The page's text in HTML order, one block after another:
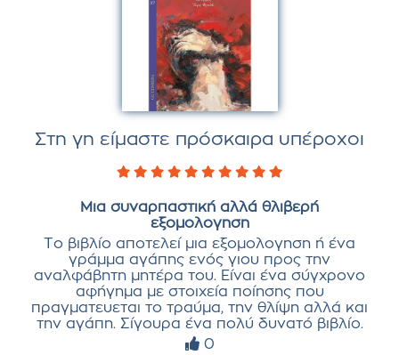
Στη γη είμαστε πρόσκαιρα υπέροχοι
Μια συναρπαστική αλλά θλιβερή
εξομολογηση
Το βιβλίο αποτελεί μια εξομολογηση ή ένα
γράμμα αγάπης ενός γιου προς την
αναλφάβητη μητέρα του. Είναι ένα σύγχρονο
αφήγημα με στοιχεία ποίησης που
πραγματευεται το τραύμα, την θλίψη αλλά και
την αγάπη. Σίγουρα ένα πολύ δυνατό βιβλίο.
0